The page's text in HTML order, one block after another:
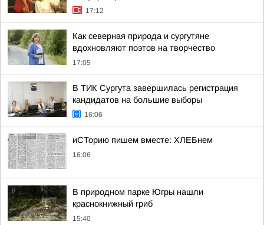
17:12
Как северная природа и сургутяне
вдохновляют поэтов на творчество
17:05
В ТИК Сургута завершилась регистрация
кандидатов на большие выборы
16:06
иСТорию пишем вместе: ХЛЕБнем
16:06
В природном парке Югры нашли
краснокнижный гриб
15:40